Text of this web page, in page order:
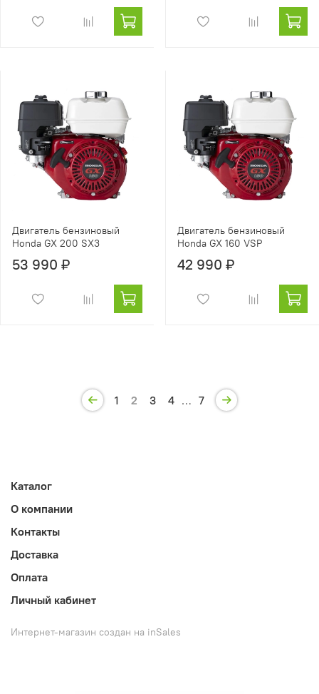
Двигатель бензиновый
Honda GX 200 SX3
53 990 ₽
Двигатель бензиновый
Honda GX 160 VSP
42 990 ₽
1 2 3 4 … 7
Каталог
О компании
Контакты
Доставка
Оплата
Личный кабинет
Интернет-магазин создан на inSales